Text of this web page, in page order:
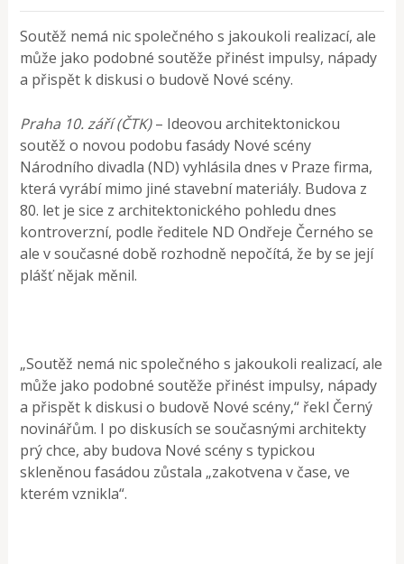
Soutěž nemá nic společného s jakoukoli realizací, ale
může jako podobné soutěže přinést impulsy, nápady
a přispět k diskusi o budově Nové scény.
Praha 10. září (ČTK)– Ideovou architektonickou
soutěž o novou podobu fasády Nové scény
Národního divadla (ND) vyhlásila dnes v Praze firma,
která vyrábí mimo jiné stavební materiály. Budova z
80. let je sice z architektonického pohledu dnes
kontroverzní, podle ředitele ND Ondřeje Černého se
ale v současné době rozhodně nepočítá, že by se její
plášť nějak měnil.
„Soutěž nemá nic společného s jakoukoli realizací, ale
může jako podobné soutěže přinést impulsy, nápady
a přispět k diskusi o budově Nové scény,“ řekl Černý
novinářům. I po diskusích se současnými architekty
prý chce, aby budova Nové scény s typickou
skleněnou fasádou zůstala „zakotvena v čase, ve
kterém vznikla“.